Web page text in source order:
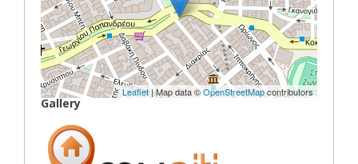
Leaflet| Map data ©OpenStreetMapcontributors
Gallery